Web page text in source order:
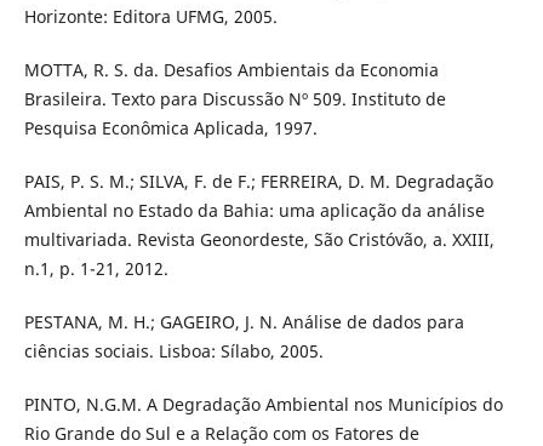
Horizonte: Editora UFMG, 2005.
MOTTA, R. S. da. Desafios Ambientais da Economia
Brasileira. Texto para Discussão Nº 509. Instituto de
Pesquisa Econômica Aplicada, 1997.
PAIS, P. S. M.; SILVA, F. de F.; FERREIRA, D. M. Degradação
Ambiental no Estado da Bahia: uma aplicação da análise
multivariada. Revista Geonordeste, São Cristóvão, a. XXIII,
n.1, p. 1-21, 2012.
PESTANA, M. H.; GAGEIRO, J. N. Análise de dados para
ciências sociais. Lisboa: Sílabo, 2005.
PINTO, N.G.M. A Degradação Ambiental nos Municípios do
Rio Grande do Sul e a Relação com os Fatores de